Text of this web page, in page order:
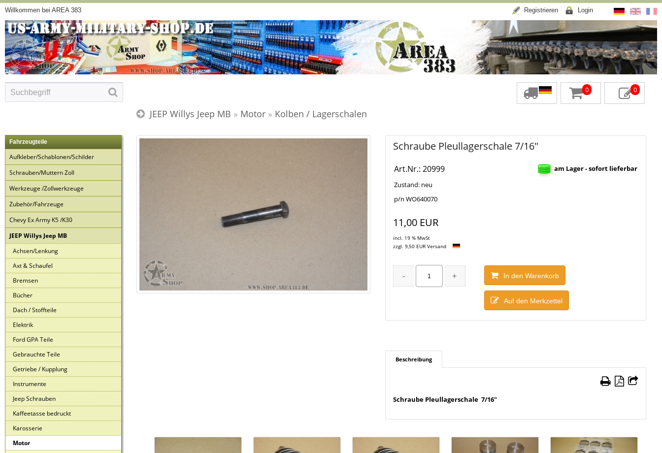
Willkommen bei AREA 383 Registrieren Login
0 0
JEEP Willys Jeep MB » Motor » Kolben / Lagerschalen
Fahrzeugteile
Aufkleber/Schablonen/Schilder
Schrauben/Muttern Zoll
Werkzeuge /Zollwerkzeuge
Zubehör/Fahrzeuge
Chevy Ex Army K5 /K30
JEEP Willys Jeep MB
Achsen/Lenkung
Axt & Schaufel
Bremsen
Bücher
Dach / Stoffteile
Elektrik
Ford GPA Teile
Gebrauchte Teile
Getriebe / Kupplung
Instrumente
Jeep Schrauben
Kaffeetasse bedruckt
Karosserie
Motor
Schraube Pleullagerschale 7/16"
Art.Nr.: 20999
Zustand: neu
p/n WO640070
am Lager - sofort lieferbar
11,00 EUR
incl. 19 % MwSt
zzgl. 9,50 EUR Versand
In den Warenkorb
Auf den Merkzettel
Beschreibung
Schraube Pleullagerschale 7/16"